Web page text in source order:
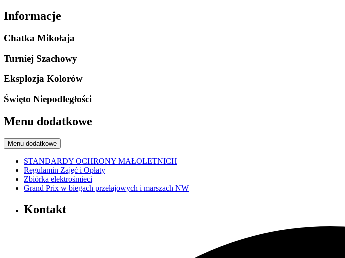
Informacje
Chatka Mikołaja
Turniej Szachowy
Eksplozja Kolorów
Święto Niepodległości
Menu dodatkowe
Menu dodatkowe
STANDARDY OCHRONY MAŁOLETNICH
Regulamin Zajęć i Opłaty
Zbiórka elektrośmieci
Grand Prix w biegach przełajowych i marszach NW
Kontakt